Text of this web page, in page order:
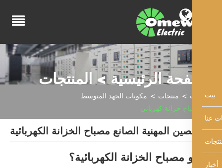
الرئيسية > المنتجات
منتجات
مكونات الجهد المتوسط
خزانة كهربائي
المهنية الصانع مصباح الخزانة الكهربائية
مصباح الخزانة الكهربائية؟